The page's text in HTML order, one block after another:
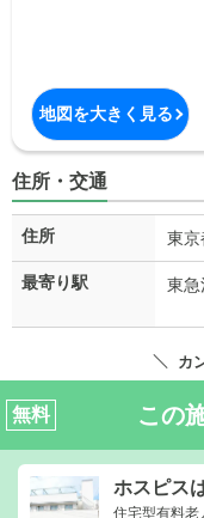
地図を大きく見る
住所・交通
住所 東京
最寄り駅 東
カ
無料 この
ホスピス
住宅型有料老